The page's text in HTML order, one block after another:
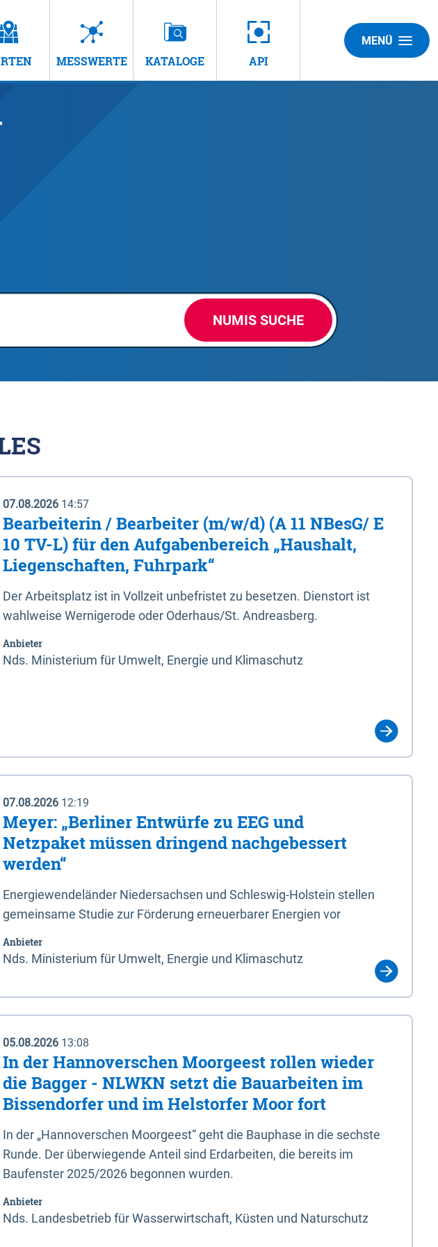
MESSWERTE KATALOGE API
MENÜ
NUMIS SUCHE
07.08.2026 14:57
Bearbeiterin / Bearbeiter (m/w/d) (A 11 NBesG/ E
10 TV-L) für den Aufgabenbereich „Haushalt,
Liegenschaften, Fuhrpark“
Der Arbeitsplatz ist in Vollzeit unbefristet zu besetzen. Dienstort ist
wahlweise Wernigerode oder Oderhaus/St. Andreasberg.
Anbieter
Nds. Ministerium für Umwelt, Energie und Klimaschutz
07.08.2026 12:19
Meyer: „Berliner Entwürfe zu EEG und
Netzpaket müssen dringend nachgebessert
werden“
Energiewendeländer Niedersachsen und Schleswig-Holstein stellen
gemeinsame Studie zur Förderung erneuerbarer Energien vor
Anbieter
Nds. Ministerium für Umwelt, Energie und Klimaschutz
05.08.2026 13:08
In der Hannoverschen Moorgeest rollen wieder
die Bagger - NLWKN setzt die Bauarbeiten im
Bissendorfer und im Helstorfer Moor fort
In der „Hannoverschen Moorgeest“ geht die Bauphase in die sechste
Runde. Der überwiegende Anteil sind Erdarbeiten, die bereits im
Baufenster 2025/2026 begonnen wurden.
Anbieter
Nds. Landesbetrieb für Wasserwirtschaft, Küsten und Naturschutz